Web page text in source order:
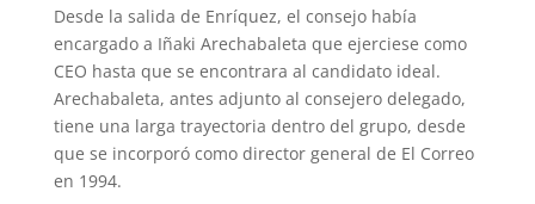
Desde la salida de Enríquez, el consejo había
encargado a Iñaki Arechabaleta que ejerciese como
CEO hasta que se encontrara al candidato ideal.
Arechabaleta, antes adjunto al consejero delegado,
tiene una larga trayectoria dentro del grupo, desde
que se incorporó como director general de El Correo
en 1994.